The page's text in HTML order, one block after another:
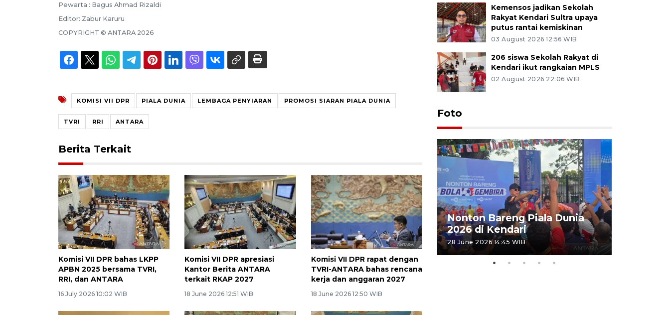
Pewarta : Bagus Ahmad Rizaldi
Editor: Zabur Karuru
COPYRIGHT © ANTARA 2026
KOMISI VII DPR PIALA DUNIA LEMBAGA PENYIARAN PROMOSI SIARAN PIALA DUNIA
TVRI RRI ANTARA
Berita Terkait
Komisi VII DPR bahas LKPP
APBN 2025 bersama TVRI,
RRI, dan ANTARA
16 July 2026 10:02 WIB
Komisi VII DPR apresiasi
Kantor Berita ANTARA
terkait RKAP 2027
18 June 2026 12:51 WIB
Komisi VII DPR rapat dengan
TVRI-ANTARA bahas rencana
kerja dan anggaran 2027
18 June 2026 12:50 WIB
Kemensos jadikan Sekolah
Rakyat Kendari Sultra upaya
putus rantai kemiskinan
03 August 2026 12:56 WIB
206 siswa Sekolah Rakyat di
Kendari ikut rangkaian MPLS
02 August 2026 22:06 WIB
Foto
Kecelakaan kereta api di
Bekasi Timur
28 April 2026 6:17 WIB
Nonton Bareng Piala Dunia
2026 di Kendari
28 June 2026 14:45 WIB